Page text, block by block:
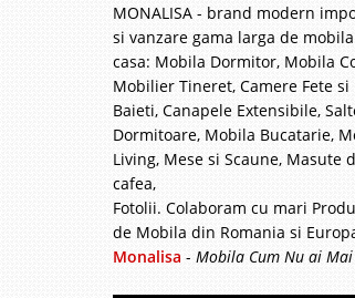
MONALISA - brand modern
si vanzare gama larga de
casa: Mobila Dormitor, Mobila
Mobilier Tineret, Camere Fete si
Baieti, Canapele Extensibile,
Dormitoare, Mobila Bucatarie,
Living, Mese si Scaune, Masute
cafea,
Fotolii. Colaboram cu mari
de Mobila din Romania si
Monalisa - Mobila Cum Nu ai